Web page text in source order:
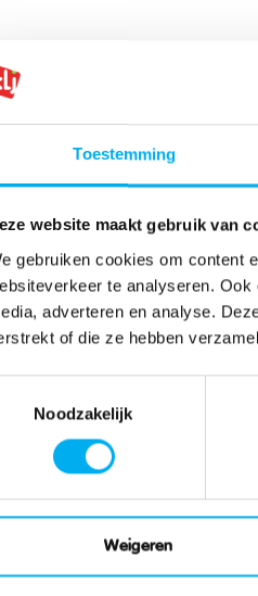
Toestemming
website maakt gebruik van
gebruiken cookies om content
te analyseren.
adverteren en analyse.
of die ze hebben
Noodzakelijk
Weigeren